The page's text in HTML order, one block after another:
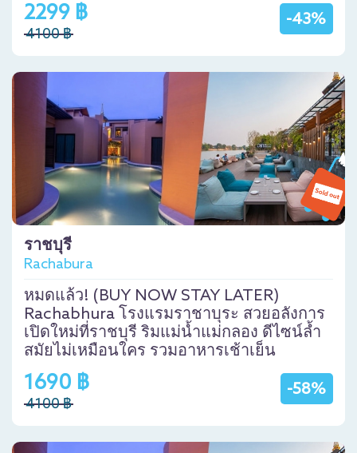
-43%
2299 ฿
4100 ฿
ราชบุรี
Rachabura
หมดแล้ว! (BUY NOW STAY LATER)
Rachabhura โรงแรมราชาบุระ สวยอลังการ
เปิดใหม่ที่ราชบุรี ริมแม่น้ำแม่กลอง ดีไซน์ล้ำ
สมัยไม่เหมือนใคร รวมอาหารเช้าเย็น
-58%
1690 ฿
4100 ฿